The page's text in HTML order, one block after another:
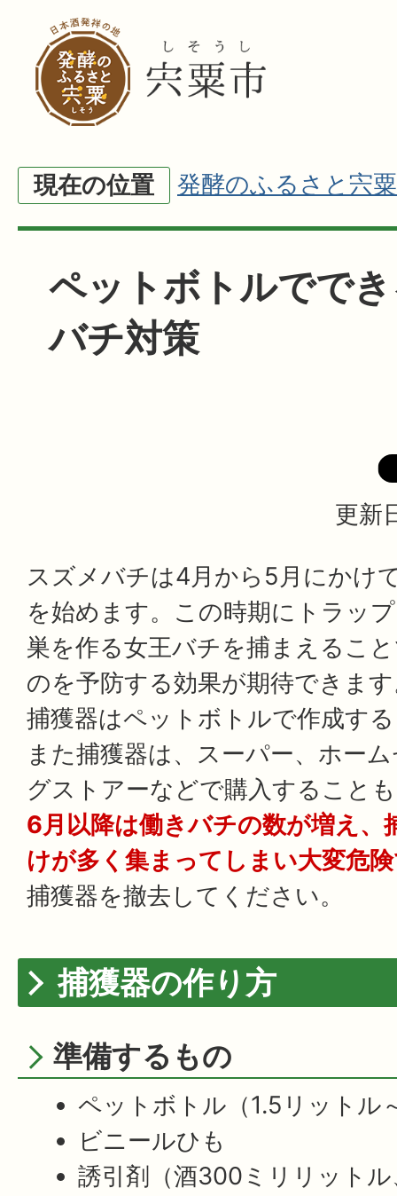
現在の位置 発酵のふるさと宍粟
ペットボトルでで
バチ対策
更新
スズメバチは4月から5月にかけ
を始めます。この時期にトラッ
巣を作る女王バチを捕まえるこ
のを予防する効果が期待できま
捕獲器はペットボトルで作成す
また捕獲器は、スーパー、ホー
グストアーなどで購入すること
6月以降は働きバチの数が増え、
けが多く集まってしまい大変危
捕獲器を撤去してください。
捕獲器の作り方
準備するもの
ペットボトル（1.5リットル
ビニールひも
誘引剤（酒300ミリリット